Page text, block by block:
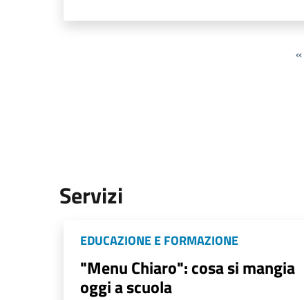
«
Servizi
EDUCAZIONE E FORMAZIONE
"Menu Chiaro": cosa si mangia
oggi a scuola